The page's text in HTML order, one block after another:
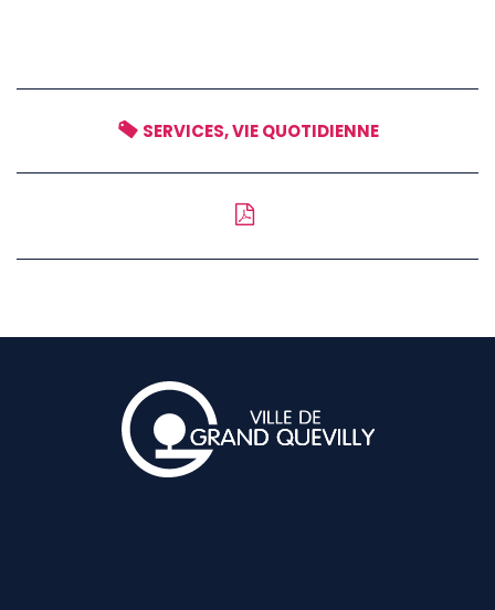
SERVICES, VIE QUOTIDIENNE